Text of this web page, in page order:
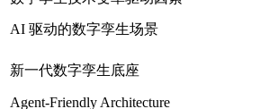
AI 驱动的数字孪生场景
新一代数字孪生底座
Agent-Friendly Architecture